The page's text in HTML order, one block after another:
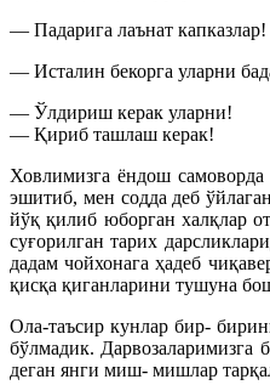
— Падарига лаънат
— Исталин бекорга уларни
— Ўлдириш керак уларни!
— Қириб ташлаш керак!
Ховлимизга ёндош
эшитиб, мен содда деб
йўқ қилиб юборган халқлар
суғорилган тарих
дадам чойхонага ҳадеб
қисқа қиганларини тушуна
Ола-таъсир кунлар бир-
бўлмадик. Дарвозаларимизга
деган янги миш- мишлар